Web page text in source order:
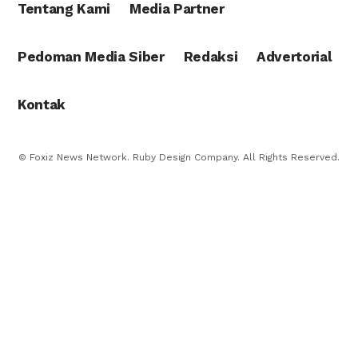
Tentang Kami Media Partner
Pedoman Media Siber Redaksi Advertorial
Kontak
© Foxiz News Network. Ruby Design Company. All Rights Reserved.